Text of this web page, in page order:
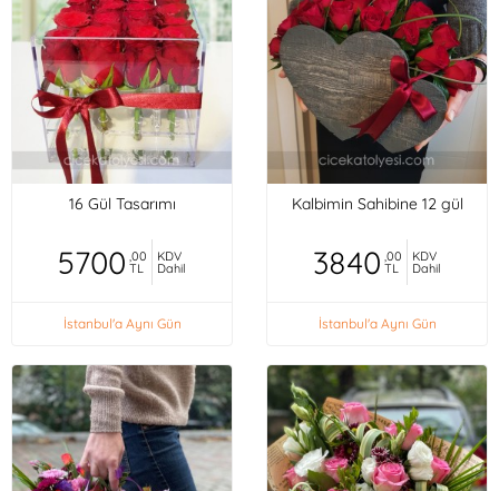
16 Gül Tasarımı
5700 ,00
TL
KDV
Dahil
İstanbul'a Aynı Gün
Kalbimin Sahibine 12 gül
3840 ,00
TL
KDV
Dahil
İstanbul'a Aynı Gün